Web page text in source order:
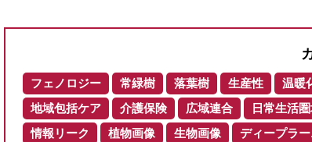
フェノロジー 常緑樹 落葉樹 生産性 温暖
地域包括ケア
介護保険 広域連合 日常生活
情報リーク
植物画像 生物画像 ディープラ